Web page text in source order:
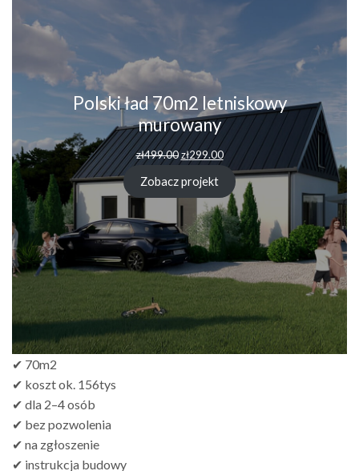
Polski ład 70m2 letniskowy
murowany
zł499.00Pierwotna
cena
wynosiła:
zł499.00.
zł299.00Aktualna
cena
wynosi:
zł299.00.
Zobacz projekt
✔ 70m2
✔ koszt ok. 156tys
✔ dla 2–4 osób
✔ bez pozwolenia
✔ na zgłoszenie
✔ instrukcja budowy